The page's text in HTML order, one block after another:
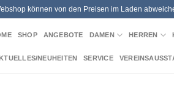
können von den Preisen im Laden
SHOP ANGEBOTE DAMEN HERREN
NEUHEITEN SERVICE